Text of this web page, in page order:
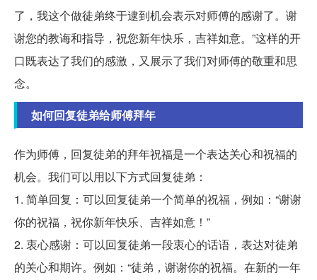
了，我这个做徒弟终于逮到机会表示对师傅的感谢了。谢
谢您的教诲和指导，祝您新年快乐，吉祥如意。”这样的开
口既表达了我们的感激，又展示了我们对师傅的敬重和思
念。
如何回复徒弟给师傅拜年
作为师傅，回复徒弟的拜年祝福是一个表达关心和祝福的
机会。我们可以用以下方式回复徒弟：
1. 简单回复：可以回复徒弟一个简单的祝福，例如：“谢谢
你的祝福，祝你新年快乐、吉祥如意！”
2. 衷心感谢：可以回复徒弟一段衷心的话语，表达对徒弟
的关心和期许。例如：“徒弟，谢谢你的祝福。在新的一年